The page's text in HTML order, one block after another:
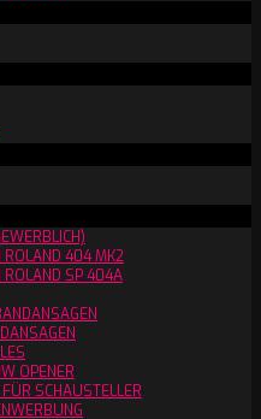
ROLAND 404 MK2
ROLAND SP 404A
OPENER
SCHAUSTELLER